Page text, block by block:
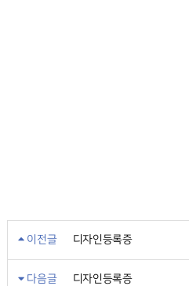
이전글 디자인등록증
다음글 디자인등록증